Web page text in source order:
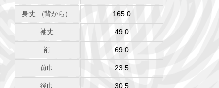
身丈 （背から） 165.0
袖丈 49.0
裄 69.0
前巾 23.5
後巾 30.5